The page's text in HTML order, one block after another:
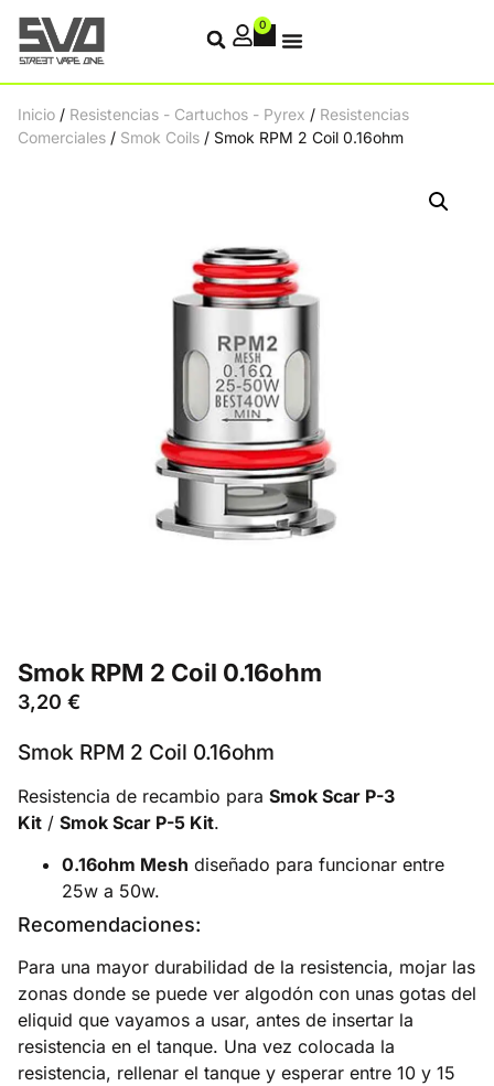
0
Inicio / Resistencias - Cartuchos - Pyrex / Resistencias
Comerciales / Smok Coils / Smok RPM 2 Coil 0.16ohm
Smok RPM 2 Coil 0.16ohm
3,20 €
Smok RPM 2 Coil 0.16ohm
Resistencia de recambio para Smok Scar P-3
Kit / Smok Scar P-5 Kit.
0.16ohm Mesh diseñado para funcionar entre
25w a 50w.
Recomendaciones:
Para una mayor durabilidad de la resistencia, mojar las
zonas donde se puede ver algodón con unas gotas del
eliquid que vayamos a usar, antes de insertar la
resistencia en el tanque. Una vez colocada la
resistencia, rellenar el tanque y esperar entre 10 y 15